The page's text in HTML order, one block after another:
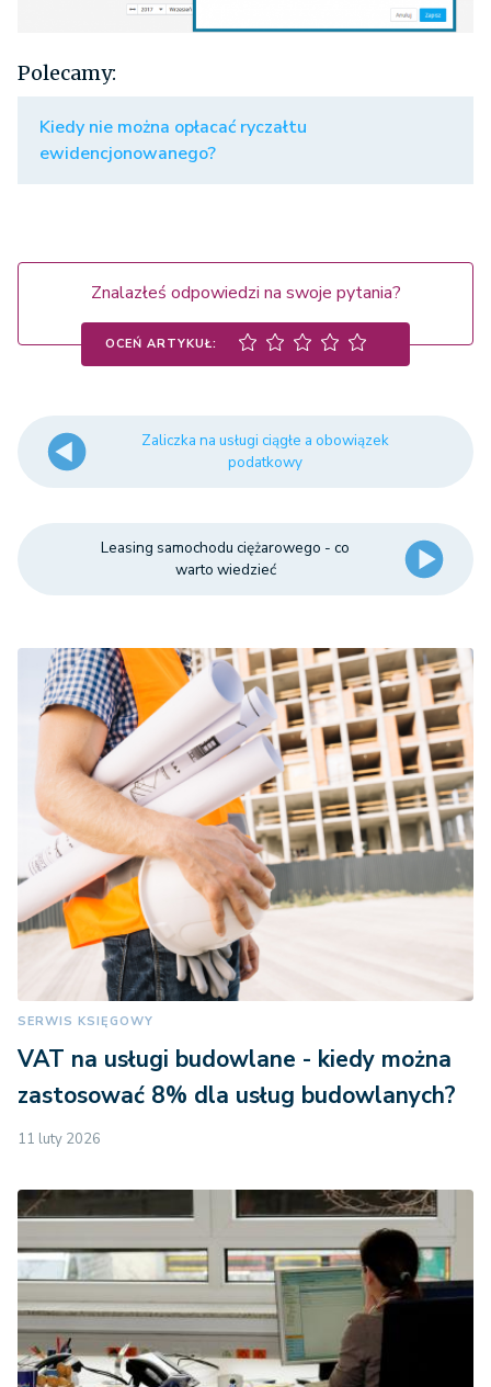
Polecamy:
Kiedy nie można opłacać ryczałtu
ewidencjonowanego?
Znalazłeś odpowiedzi na swoje pytania?
OCEŃ ARTYKUŁ:
Zaliczka na usługi ciągłe a obowiązek
podatkowy
Leasing samochodu ciężarowego - co
warto wiedzieć
SERWIS KSIĘGOWY
VAT na usługi budowlane - kiedy można
zastosować 8% dla usług budowlanych?
11 luty 2026